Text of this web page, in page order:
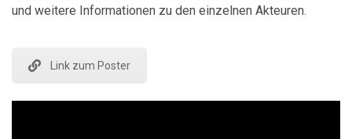
und weitere Informationen zu den einzelnen Akteuren.
Link zum Poster